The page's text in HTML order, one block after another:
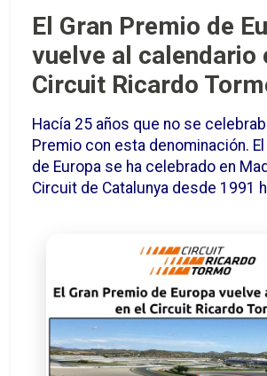
El Gran Premio de
vuelve al calendario
Circuit Ricardo
Hacía 25 años que no se
Premio con esta denominación.
de Europa se ha celebrado en
Circuit de Catalunya desde 1991